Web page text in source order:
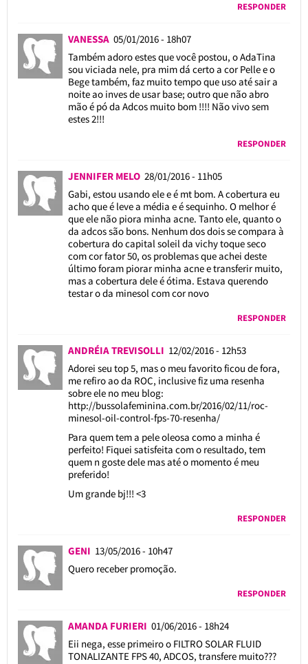
RESPONDER
VANESSA 05/01/2016 - 18h07
Também adoro estes que você postou, o AdaTina
sou viciada nele, pra mim dá certo a cor Pelle e o
Bege também, faz muito tempo que uso até sair a
noite ao inves de usar base; outro que não abro
mão é pó da Adcos muito bom !!!! Não vivo sem
estes 2!!!
RESPONDER
JENNIFER MELO 28/01/2016 - 11h05
Gabi, estou usando ele e é mt bom. A cobertura eu
acho que é leve a média e é sequinho. O melhor é
que ele não piora minha acne. Tanto ele, quanto o
da adcos são bons. Nenhum dos dois se compara à
cobertura do capital soleil da vichy toque seco
com cor fator 50, os problemas que achei deste
último foram piorar minha acne e transferir muito,
mas a cobertura dele é ótima. Estava querendo
testar o da minesol com cor novo
RESPONDER
ANDRÉIA TREVISOLLI 12/02/2016 - 12h53
Adorei seu top 5, mas o meu favorito ficou de fora,
me refiro ao da ROC, inclusive fiz uma resenha
sobre ele no meu blog:
http://bussolafeminina.com.br/2016/02/11/roc-
minesol-oil-control-fps-70-resenha/
Para quem tem a pele oleosa como a minha é
perfeito! Fiquei satisfeita com o resultado, tem
quem n goste dele mas até o momento é meu
preferido!
Um grande bj!!! <3
RESPONDER
GENI 13/05/2016 - 10h47
Quero receber promoção.
RESPONDER
AMANDA FURIERI 01/06/2016 - 18h24
Eii nega, esse primeiro o FILTRO SOLAR FLUID
TONALIZANTE FPS 40, ADCOS, transfere muito???